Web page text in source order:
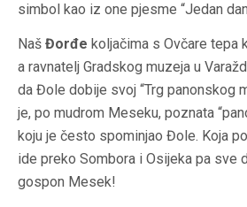
simbol kao iz one pjesme “Jedan
Naš Đorđe koljačima s Ovčare tepa
a ravnatelj Gradskog muzeja u
da Đole dobije svoj “Trg panonskog
je, po mudrom Meseku, poznata
koju je često spominjao Đole. Koja
ide preko Sombora i Osijeka pa sve
gospon Mesek!